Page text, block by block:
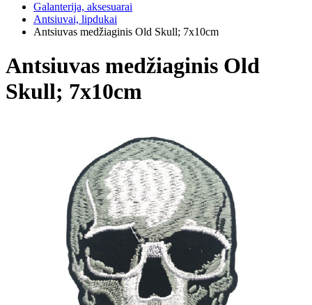
Galanterija, aksesuarai
Antsiuvai, lipdukai
Antsiuvas medžiaginis Old Skull; 7x10cm
Antsiuvas medžiaginis Old
Skull; 7x10cm